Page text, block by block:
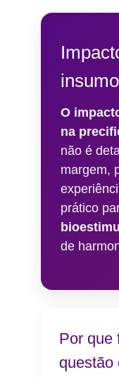
Aesthetics
Revanesse
Toxinas
O
na
não é
margem,
prático
de
Por que
questão